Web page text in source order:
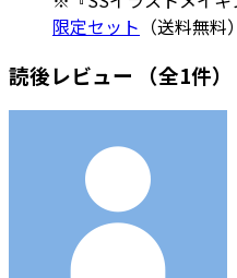
限定セット （送料無料
読後レビュー （全1件）